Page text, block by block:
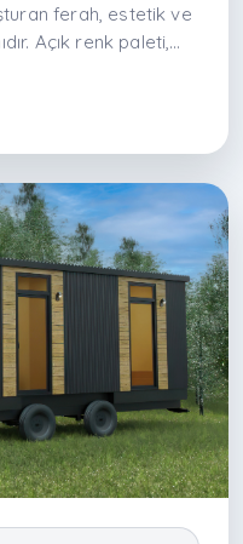
ferah, estetik ve
Açık renk paleti,
malzeme seçimi
huzur veren bir